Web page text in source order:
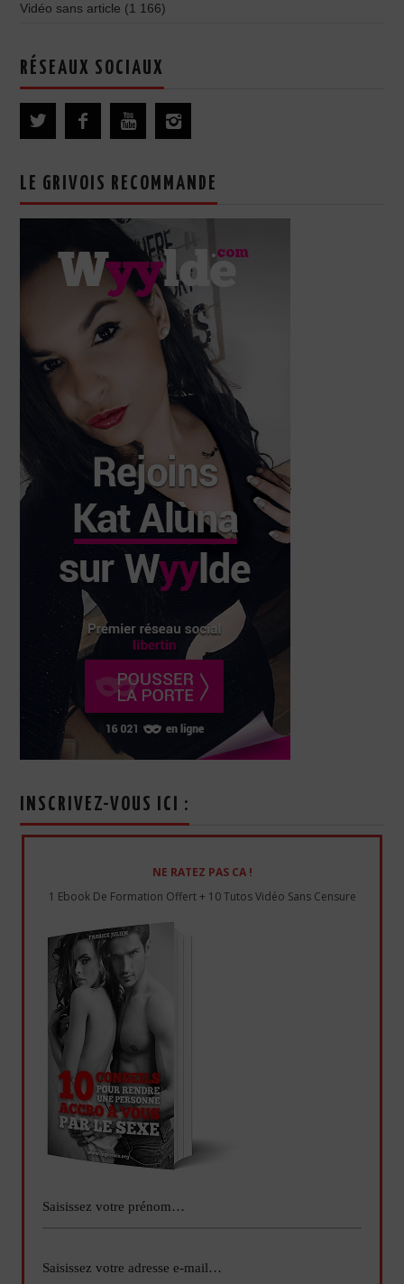
Vidéo sans article (1 166)
RÉSEAUX SOCIAUX
LE GRIVOIS RECOMMANDE
INSCRIVEZ-VOUS ICI :
NE RATEZ PAS CA !
1 Ebook De Formation Offert + 10 Tutos Vidéo Sans Censure